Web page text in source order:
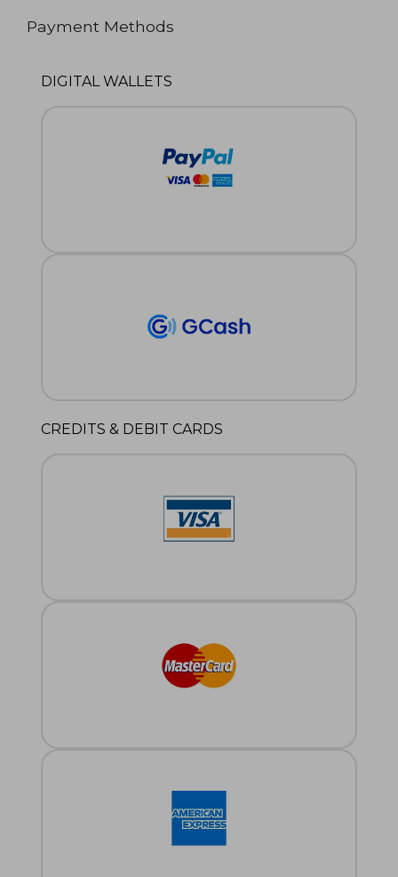
Payment Methods
DIGITAL WALLETS
CREDITS & DEBIT CARDS